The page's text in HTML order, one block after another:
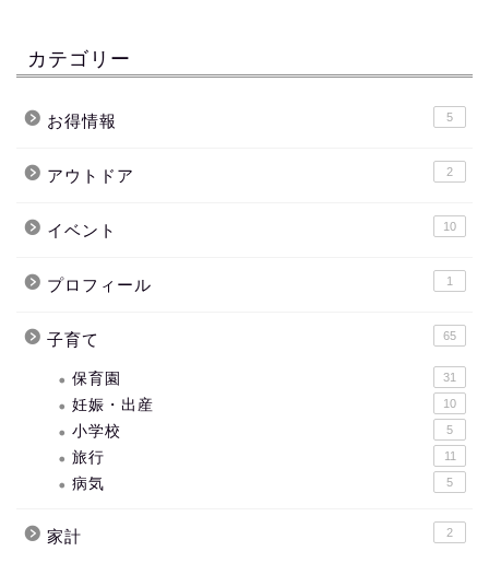
カテゴリー
お得情報 5
アウトドア 2
イベント 10
プロフィール 1
子育て 65
保育園 31
妊娠・出産 10
小学校 5
旅行 11
病気 5
家計 2